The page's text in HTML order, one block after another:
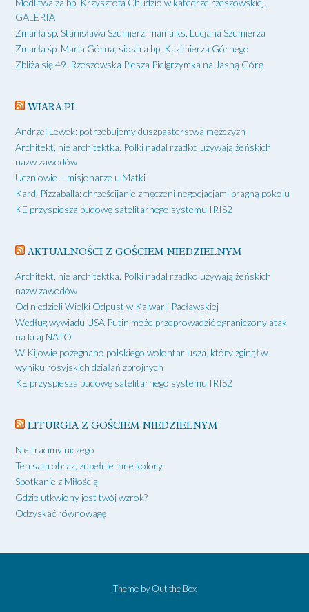
Modlitwa za bp. Krzysztofa Chudzio w katedrze rzeszowskiej.
GALERIA
Zmarła śp. Stanisława Szumierz, mama ks. Lucjana Szumierza
Zmarła śp. Maria Górna, siostra bp. Kazimierza Górnego
Zbliża się 49. Rzeszowska Piesza Pielgrzymka na Jasną Górę
WIARA.PL
Andrzej Lewek: potrzebujemy duszpasterstwa mężczyzn
Architekt, nie architektka. Polki nadal rzadko używają żeńskich
nazw zawodów
Uczniowie – misjonarze u Matki
Kard. Pizzaballa: chrześcijanie zmęczeni negocjacjami pragną pokoju
KE przyspiesza budowę satelitarnego systemu IRIS2
AKTUALNOŚCI Z GOŚCIEM NIEDZIELNYM
Architekt, nie architektka. Polki nadal rzadko używają żeńskich
nazw zawodów
Od niedzieli Wielki Odpust w Kalwarii Pacławskiej
Według wywiadu USA Putin może przeprowadzić ograniczony atak
na kraj NATO
W Kijowie pożegnano polskiego wolontariusza, który zginął w
wyniku rosyjskich działań zbrojnych
KE przyspiesza budowę satelitarnego systemu IRIS2
LITURGIA Z GOŚCIEM NIEDZIELNYM
Nie tracimy niczego
Ten sam obraz, zupełnie inne kolory
Spotkanie z Miłością
Gdzie utkwiony jest twój wzrok?
Odzyskać równowagę
Theme by Out the Box